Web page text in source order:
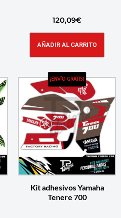
120,09€
AÑADIR AL CARRITO
¡ENVÍO GRATIS!
Kit adhesivos Yamaha
Tenere 700